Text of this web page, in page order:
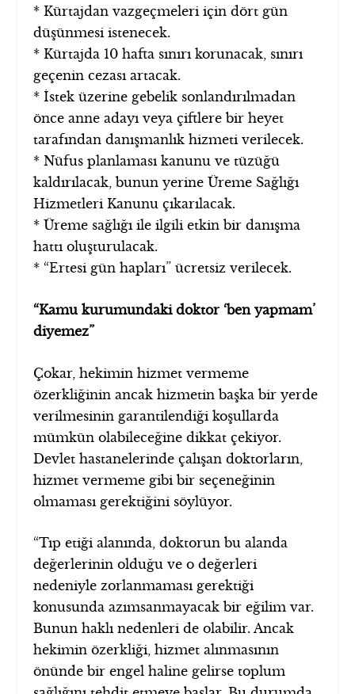
* Kürtajdan vazgeçmeleri için dört gün
düşünmesi istenecek.
* Kürtajda 10 hafta sınırı korunacak, sınırı
geçenin cezası artacak.
* İstek üzerine gebelik sonlandırılmadan
önce anne adayı veya çiftlere bir heyet
tarafından danışmanlık hizmeti verilecek.
* Nüfus planlaması kanunu ve tüzüğü
kaldırılacak, bunun yerine Üreme Sağlığı
Hizmetleri Kanunu çıkarılacak.
* Üreme sağlığı ile ilgili etkin bir danışma
hattı oluşturulacak.
* “Ertesi gün hapları” ücretsiz verilecek.
“Kamu kurumundaki doktor ‘ben yapmam’
diyemez”
Çokar, hekimin hizmet vermeme
özerkliğinin ancak hizmetin başka bir yerde
verilmesinin garantilendiği koşullarda
mümkün olabileceğine dikkat çekiyor.
Devlet hastanelerinde çalışan doktorların,
hizmet vermeme gibi bir seçeneğinin
olmaması gerektiğini söylüyor.
“Tıp etiği alanında, doktorun bu alanda
değerlerinin olduğu ve o değerleri
nedeniyle zorlanmaması gerektiği
konusunda azımsanmayacak bir eğilim var.
Bunun haklı nedenleri de olabilir. Ancak
hekimin özerkliği, hizmet alınmasının
önünde bir engel haline gelirse toplum